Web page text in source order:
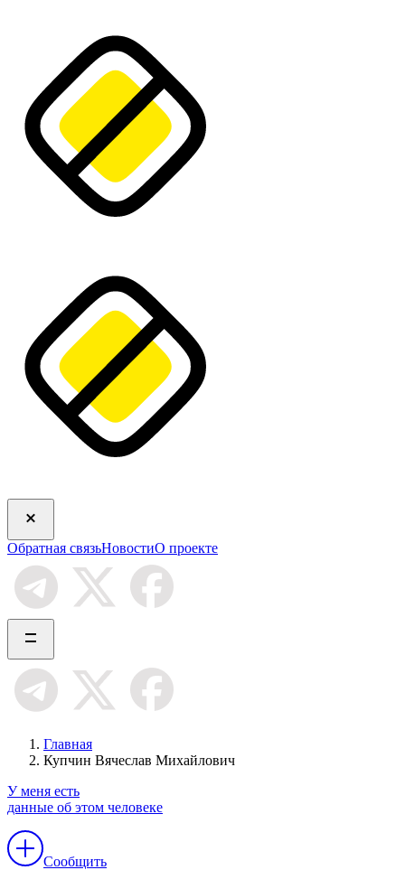
Обратная связьНовостиО проекте
Главная
Купчин Вячеслав Михайлович
У меня есть
данные об этом человеке
Сообщить